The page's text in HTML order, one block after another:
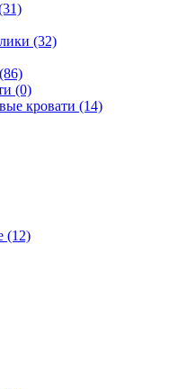
(32)
(0)
кровати (14)
(12)